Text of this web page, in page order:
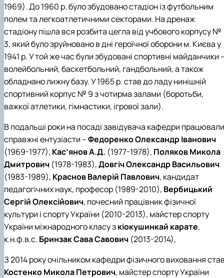
1969). До 1960 р. було збудовано стадіон із футбольним
полем та легкоатлетичними секторами. На дренаж
стадіону пішла вся розбита цегла від учбового корпусу №
3, який було зруйновано в дні героїчної оборони м. Києва у
1941 р. У той же час були збудовані спортивні майданчики
волейбольний, баскетбольний, гандбольний, а також
обладнано лижну базу. У 1965 р. став до ладу нинішній
спортивний корпус № 9 з чотирма залами (боротьби,
важкої атлетики, гімнастики, ігрової зали).
В подальші роки на посаді завідувача кафедри працювали
справжні ентузіасти –Федоренко Олександр Іванович
(1969-1977), Кас’янов А.Д. (1977-1978), Поляков Микола
Дмитрович (1978-1983),Довгіч Олександр Васильович
(1983-1989), Краснов Валерій Павлович, кандидат
педагогічних наук, професор (1989-2010), Вербицький
Сергій Олексійович, почесний працівник фізичної
культури і спорту України (2010-2013), майстер спорту
України міжнародного класу зкіокушинкай карате,
к.н.ф.в.с. Бринзак Сава Савович (2013-2014),
З 2014 року очільником кафедри фізичного виховання
Костенко Микола Петрович, майстер спорту України